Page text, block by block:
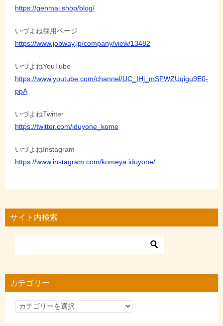
https://genmai.shop/blog/
いづよね採用ページ
https://www.jobway.jp/company/view/13482
いづよねYouTube
https://www.youtube.com/channel/UC_IHj_mSFWZUqigu9E0-
ppA
いづよねTwitter
https://twitter.com/iduyone_kome
いづよねInstagram
https://www.instagram.com/komeya.iduyone/
サイト内検索
カテゴリー
カ